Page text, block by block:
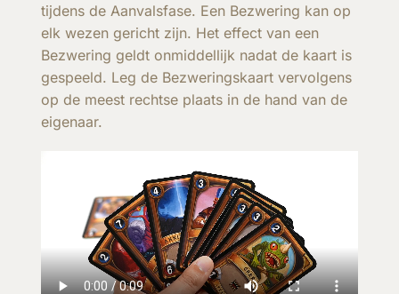
tijdens de Aanvalsfase. Een Bezwering kan op
elk wezen gericht zijn. Het effect van een
Bezwering geldt onmiddellijk nadat de kaart is
gespeeld. Leg de Bezweringskaart vervolgens
op de meest rechtse plaats in de hand van de
eigenaar.